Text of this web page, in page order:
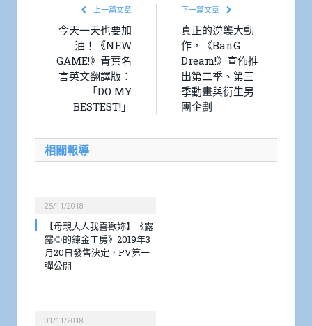
上一篇文章
今天一天也要加
油！《NEW
GAME!》青葉名
言英文翻譯版：
「DO MY
BESTEST!」
下一篇文章
真正的逆襲大動
作，《BanG
Dream!》宣佈推
出第二季、第三
季動畫與衍生男
團企劃
相關報導
25/11/2018
【母親大人我喜歡妳】《露
露亞的鍊金工房》2019年3
月20日發售決定，PV第一
彈公開
01/11/2018